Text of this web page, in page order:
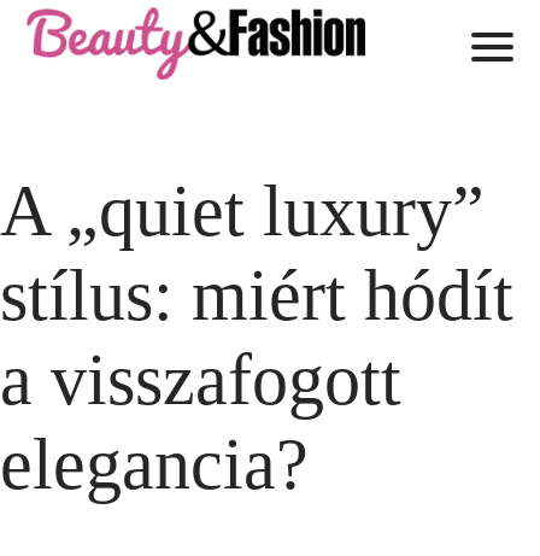
A „quiet luxury”
stílus: miért hódít
a visszafogott
elegancia?